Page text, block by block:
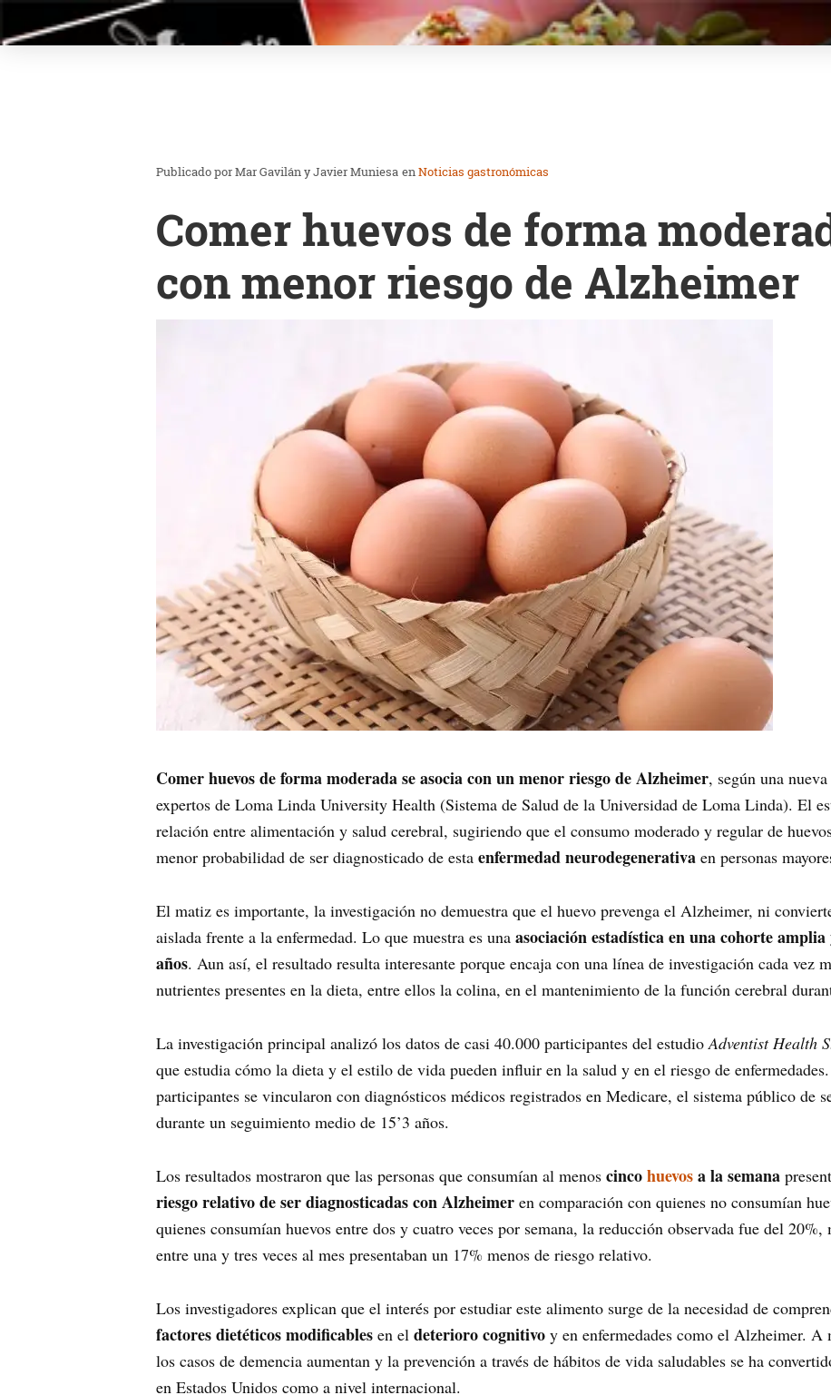
Mar Gavilán y Javier Muniesa enNoticias gastronómicas
Comer huevos de forma
con menor riesgo de Alzheimer
Comer huevos de forma moderada se asocia con un menor riesgo de Alzheimer, según una
expertos de Loma Linda University Health (Sistema de Salud de la Universidad de Loma Linda). El
relación entre alimentación y salud cerebral, sugiriendo que el consumo moderado y regular de
menor probabilidad de ser diagnosticado de esta enfermedad neurodegenerativa en personas
El matiz es importante, la investigación no demuestra que el huevo prevenga el Alzheimer, ni
aislada frente a la enfermedad. Lo que muestra es una asociación estadística en una cohorte
años. Aun así, el resultado resulta interesante porque encaja con una línea de investigación cada vez
nutrientes presentes en la dieta, entre ellos la colina, en el mantenimiento de la función cerebral
La investigación principal analizó los datos de casi 40.000 participantes del estudioAdventist Health
que estudia cómo la dieta y el estilo de vida pueden influir en la salud y en el riesgo de
participantes se vincularon con diagnósticos médicos registrados en Medicare, el sistema público de
durante un seguimiento medio de 15’3 años.
Los resultados mostraron que las personas que consumían al menos cincohuevosa la semana
riesgo relativo de ser diagnosticadas con Alzheimer en comparación con quienes no consumían
quienes consumían huevos entre dos y cuatro veces por semana, la reducción observada fue del
entre una y tres veces al mes presentaban un 17% menos de riesgo relativo.
Los investigadores explican que el interés por estudiar este alimento surge de la necesidad de
factores dietéticos modificables en el deterioro cognitivo y en enfermedades como el Alzheimer. A
los casos de demencia aumentan y la prevención a través de hábitos de vida saludables se ha
en Estados Unidos como a nivel internacional.